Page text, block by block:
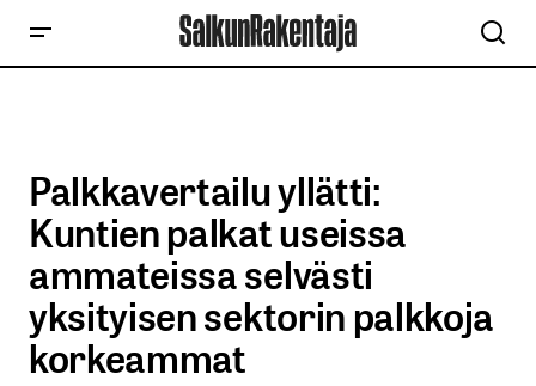
Palkkavertailu yllätti:
Kuntien palkat useissa
ammateissa selvästi
yksityisen sektorin palkkoja
korkeammat